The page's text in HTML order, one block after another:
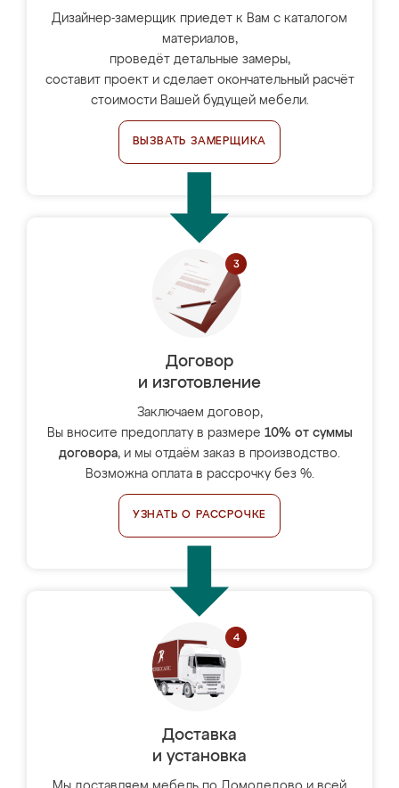
Дизайнер-замерщик приедет к Вам с каталогом
материалов,
проведёт детальные замеры,
составит проект и сделает окончательный расчёт
стоимости Вашей будущей мебели.
ВЫЗВАТЬ ЗАМЕРЩИКА
Договор
и изготовление
Заключаем договор,
Вы вносите предоплату в размере 10% от суммы
договора, и мы отдаём заказ в производство.
Возможна оплата в рассрочку без %.
УЗНАТЬ О РАССРОЧКЕ
Доставка
и установка